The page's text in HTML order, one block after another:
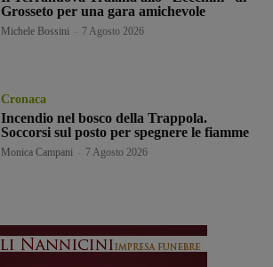
Grosseto per una gara amichevole
Michele Bossini 7 Agosto 2026
Cronaca
Incendio nel bosco della Trappola.
Soccorsi sul posto per spegnere le fiamme
Monica Campani 7 Agosto 2026